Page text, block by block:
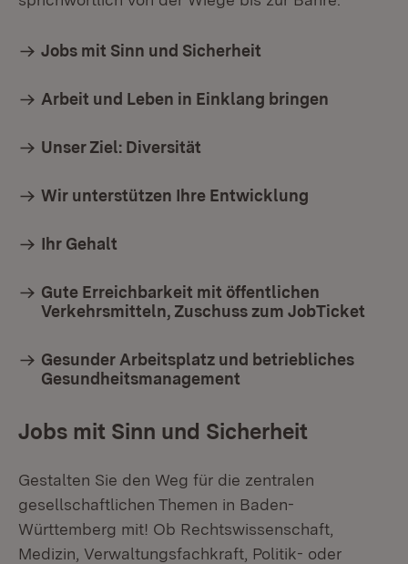
Jobs mit Sinn und Sicherheit
Arbeit und Leben in Einklang bringen
Unser Ziel: Diversität
Wir unterstützen Ihre Entwicklung
Ihr Gehalt
Gute Erreichbarkeit mit öffentlichen
Verkehrsmitteln, Zuschuss zum JobTicket
Gesunder Arbeitsplatz und betriebliches
Gesundheitsmanagement
Jobs mit Sinn und Sicherheit
Gestalten Sie den Weg für die zentralen
gesellschaftlichen Themen in Baden-
Württemberg mit! Ob Rechtswissenschaft,
Medizin, Verwaltungsfachkraft, Politik- oder